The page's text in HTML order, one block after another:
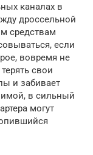
каналах в
дроссельной
средствам
если
вовремя не
свои
и забивает
в сильный
могут